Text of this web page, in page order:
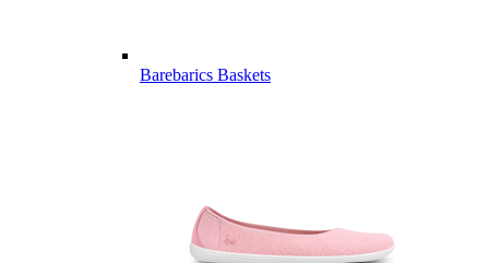
Barebarics Baskets